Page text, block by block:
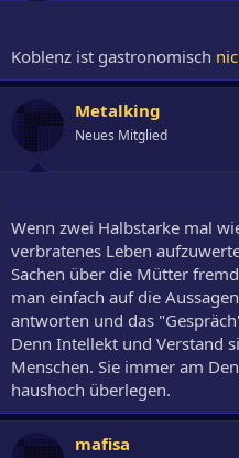
Koblenz ist gastronomisch
Metalking
Neues Mitglied
Wenn zwei Halbstarke mal
verbratenes Leben
Sachen über die Mütter
man einfach auf die
antworten und das
Denn Intellekt und Verstand
Menschen. Sie immer am
haushoch überlegen.
mafisa